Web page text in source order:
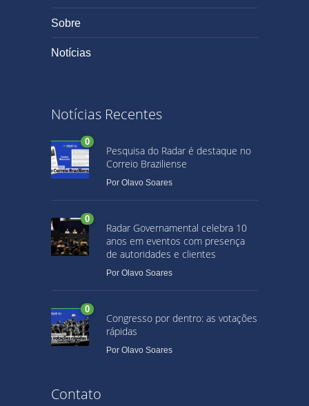
Sobre
Notícias
Notícias Recentes
0
Pesquisa do Radar é destaque no
Correio Braziliense
Por Olavo Soares
0
Radar Governamental celebra 10
anos em eventos com presença
de autoridades e clientes
Por Olavo Soares
0
Congresso por dentro: as votações
rápidas
Por Olavo Soares
Contato